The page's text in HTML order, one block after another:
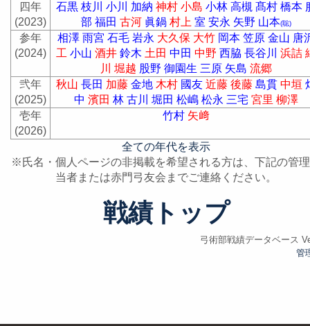
四年
(2023)
石黒 枝川 小川 加納 神村 小島 小林 高槻 髙村 橋本
部 福田 古河 眞鍋 村上 室 安永 矢野 山本(聡)
参年
(2024)
相澤 雨宮 石毛 岩永 大久保 大竹 岡本 笠原 金山 唐
工 小山 酒井 鈴木 土田 中田 中野 西脇 長谷川 浜詰
川 堀越 股野 御園生 三原 矢島 流郷
弐年
(2025)
秋山 長田 加藤 金地 木村 國友 近藤 後藤 島貫 中垣
中 濱田 林 古川 堀田 松嶋 松永 三宅 宮里 柳澤
壱年
(2026)
竹村 矢﨑
全ての年代を表示
※氏名・個人ページの非掲載を希望される方は、下記の管
当者または赤門弓友会までご連絡ください。
戦績トップ
弓術部戦績データベース
管